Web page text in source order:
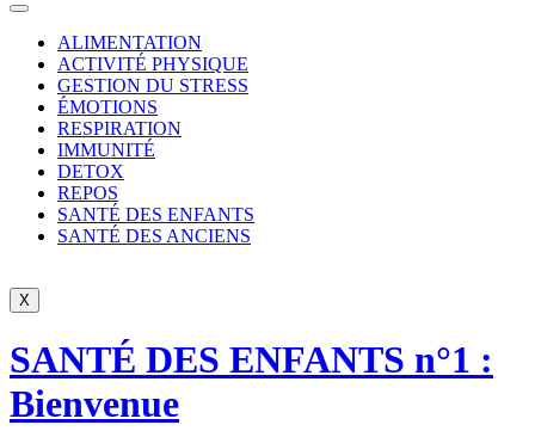
ALIMENTATION
ACTIVITÉ PHYSIQUE
GESTION DU STRESS
ÉMOTIONS
RESPIRATION
IMMUNITÉ
DETOX
REPOS
SANTÉ DES ENFANTS
SANTÉ DES ANCIENS
X
SANTÉ DES ENFANTS n°1 :
Bienvenue